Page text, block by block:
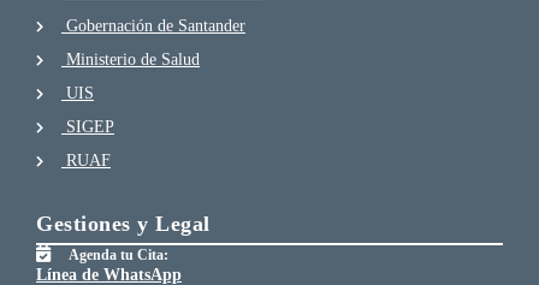
Gobernación de Santander
Ministerio de Salud
UIS
SIGEP
RUAF
Gestiones y Legal
Agenda tu Cita:
Línea de WhatsApp